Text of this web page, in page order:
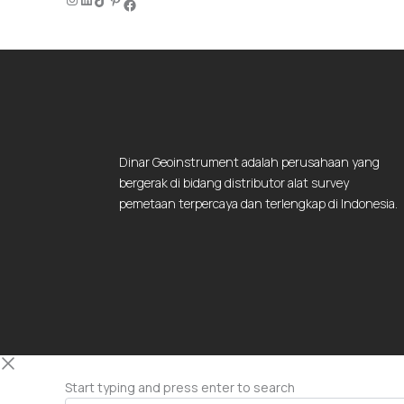
Dinar Geoinstrument adalah perusahaan yang
bergerak di bidang distributor alat survey
pemetaan terpercaya dan terlengkap di Indonesia.
Start typing and press enter to search